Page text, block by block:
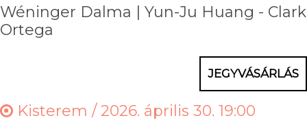
Wéninger Dalma | Yun-Ju Huang - Clark
Ortega
JEGYVÁSÁRLÁS
Kisterem /2026. április 30. 19:00